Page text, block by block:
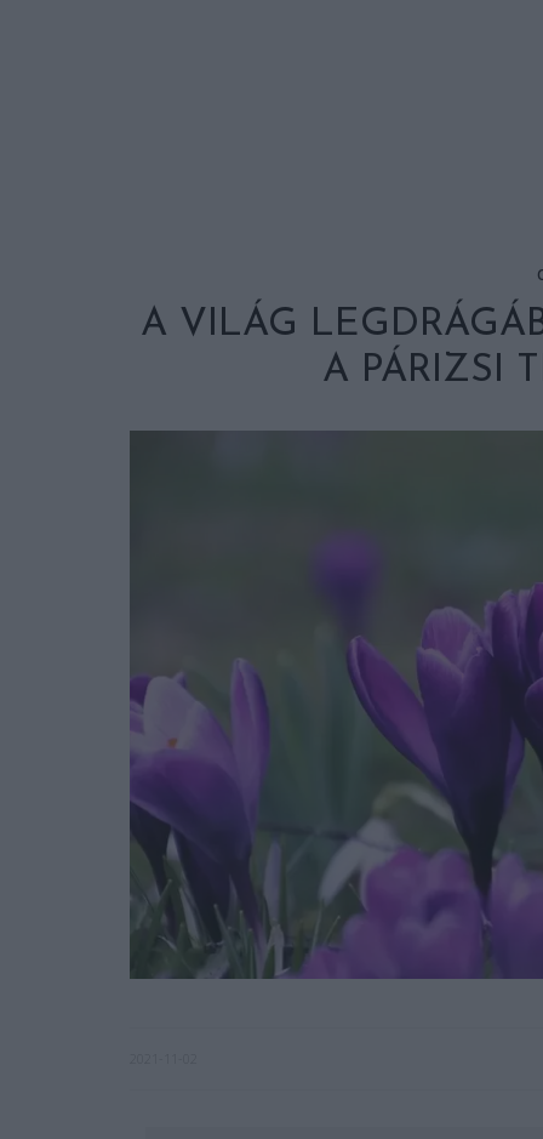
A VILÁG
A PÁRIZSI